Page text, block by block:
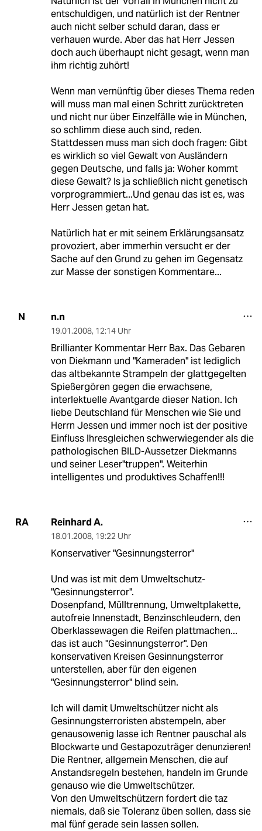
entschuldigen, und natürlich ist der Rentner
auch nicht selber schuld daran, dass er
verhauen wurde. Aber das hat Herr Jessen
doch auch überhaupt nicht gesagt, wenn man
ihm richtig zuhört!
Wenn man vernünftig über dieses Thema reden
will muss man mal einen Schritt zurücktreten
und nicht nur über Einzelfälle wie in München,
so schlimm diese auch sind, reden.
Stattdessen muss man sich doch fragen: Gibt
es wirklich so viel Gewalt von Ausländern
gegen Deutsche, und falls ja: Woher kommt
diese Gewalt? Is ja schließlich nicht genetisch
vorprogrammiert...Und genau das ist es, was
Herr Jessen getan hat.
Natürlich hat er mit seinem Erklärungsansatz
provoziert, aber immerhin versucht er der
Sache auf den Grund zu gehen im Gegensatz
zur Masse der sonstigen Kommentare...
N n.n
19.01.2008, 12:14 Uhr
Brillianter Kommentar Herr Bax. Das Gebaren
von Diekmann und "Kameraden" ist lediglich
das altbekannte Strampeln der glattgegelten
Spießergören gegen die erwachsene,
interlektuelle Avantgarde dieser Nation. Ich
liebe Deutschland für Menschen wie Sie und
Herrn Jessen und immer noch ist der positive
Einfluss Ihresgleichen schwerwiegender als die
pathologischen BILD-Aussetzer Diekmanns
und seiner Leser"truppen". Weiterhin
intelligentes und produktives Schaffen!!!
RA Reinhard A.
18.01.2008, 19:22 Uhr
Konservativer "Gesinnungsterror"
Und was ist mit dem Umweltschutz-
"Gesinnungsterror".
Dosenpfand, Mülltrennung, Umweltplakette,
autofreie Innenstadt, Benzinschleudern, den
Oberklassewagen die Reifen plattmachen...
das ist auch "Gesinnungsterror". Den
konservativen Kreisen Gesinnungsterror
unterstellen, aber für den eigenen
"Gesinnungsterror" blind sein.
Ich will damit Umweltschützer nicht als
Gesinnungsterroristen abstempeln, aber
genausowenig lasse ich Rentner pauschal als
Blockwarte und Gestapozuträger denunzieren!
Die Rentner, allgemein Menschen, die auf
Anstandsregeln bestehen, handeln im Grunde
genauso wie die Umweltschützer.
Von den Umweltschützern fordert die taz
niemals, daß sie Toleranz üben sollen, dass sie
mal fünf gerade sein lassen sollen.